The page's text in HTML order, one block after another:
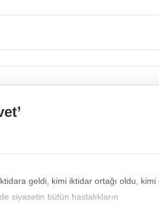
geldi, kimi iktidar ortağı oldu,
siyasetin bütün hastalıkların